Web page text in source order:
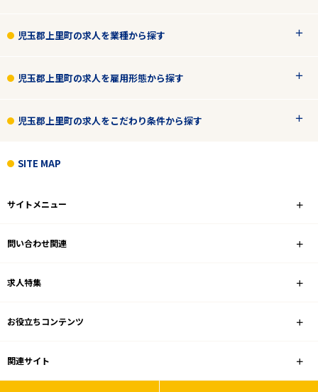
児玉郡上里町の求人を業種から探す
児玉郡上里町の求人を雇用形態から探す
児玉郡上里町の求人をこだわり条件から探す
SITE MAP
サイトメニュー
問い合わせ関連
求人特集
お役立ちコンテンツ
関連サイト